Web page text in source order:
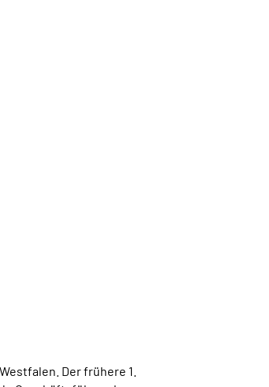
Der frühere 1.